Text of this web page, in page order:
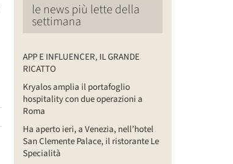
le news più lette della
settimana
APP E INFLUENCER, IL GRANDE
RICATTO
Kryalos amplia il portafoglio
hospitality con due operazioni a
Roma
Ha aperto ieri, a Venezia, nell’hotel
San Clemente Palace, il ristorante Le
Specialità